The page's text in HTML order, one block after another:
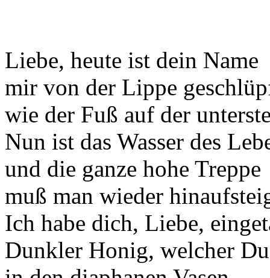
Liebe, heute ist dein Name
mir von der Lippe
wie der Fuß auf der
Nun ist das Wasser des
und die ganze hohe Treppe
muß man wieder
Ich habe dich, Liebe,
Dunkler Honig, welcher